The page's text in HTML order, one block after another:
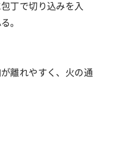
丁で切り込みを入
。
離れやすく、火の通